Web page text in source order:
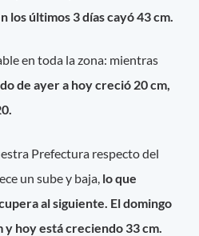
los últimos 3 días cayó 43 cm.
en toda la zona: mientras
de ayer a hoy creció 20 cm,
Prefectura respecto del
un sube y baja, lo que
al siguiente. El domingo
y hoy está creciendo 33 cm.